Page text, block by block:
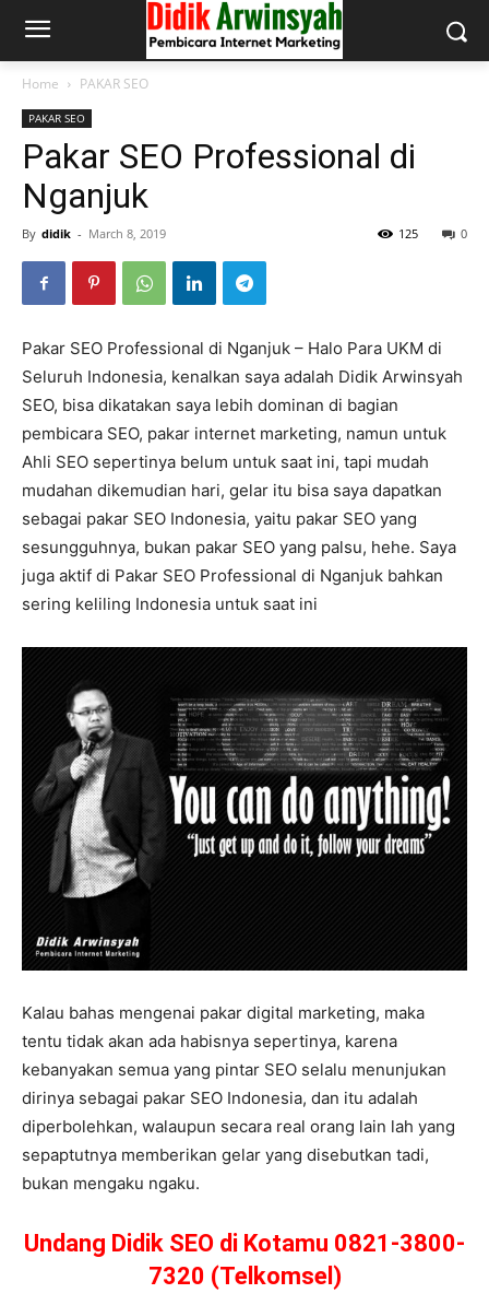
Home PAKAR SEO
PAKAR SEO
Pakar SEO Professional di
Nganjuk
By didik - March 8, 2019 0
125
Pakar SEO Professional di Nganjuk – Halo Para UKM di
Seluruh Indonesia, kenalkan saya adalah Didik Arwinsyah
SEO, bisa dikatakan saya lebih dominan di bagian
pembicara SEO, pakar internet marketing, namun untuk
Ahli SEO sepertinya belum untuk saat ini, tapi mudah
mudahan dikemudian hari, gelar itu bisa saya dapatkan
sebagai pakar SEO Indonesia, yaitu pakar SEO yang
sesungguhnya, bukan pakar SEO yang palsu, hehe. Saya
juga aktif di Pakar SEO Professional di Nganjuk bahkan
sering keliling Indonesia untuk saat ini
Kalau bahas mengenai pakar digital marketing, maka
tentu tidak akan ada habisnya sepertinya, karena
kebanyakan semua yang pintar SEO selalu menunjukan
dirinya sebagai pakar SEO Indonesia, dan itu adalah
diperbolehkan, walaupun secara real orang lain lah yang
sepaptutnya memberikan gelar yang disebutkan tadi,
bukan mengaku ngaku.
Undang Didik SEO di Kotamu 0821-3800-
7320 (Telkomsel)